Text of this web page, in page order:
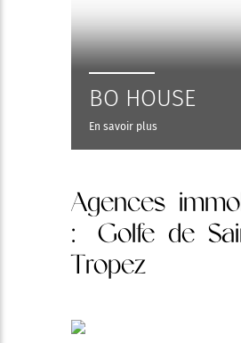
BO HOUSE
En savoir plus
Agences
: Golfe de
Tropez